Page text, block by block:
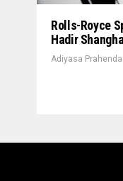
Rolls-Royce
Hadir
Adiyasa Prahenda